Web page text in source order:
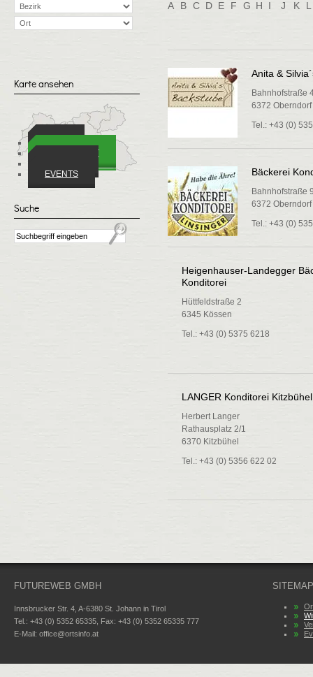
WIRTSCHAFT
EVENTS
Karte ansehen
Suche
A B C D E F G H I J K L
Anita &
Bahnhofstraße
6372
Tel.: +43 (0)
Bäckerei
Bahnhofstraße
6372
Tel.: +43 (0)
Heigenhauser-Landegger
Konditorei
Hüttfeldstraße 2
6345 Kössen
Tel.: +43 (0) 5375 6218
LANGER Konditorei Kitzbühel
Herbert Langer
Rathausplatz 2/1
6370 Kitzbühel
Tel.: +43 (0) 5356 622 02
FUTUREWEB GMBH
Innsbrucker Str. 4, A-6380 St. Johann in Tirol
Tel.: +43 (0) 5352 65335, Fax: +43 (0) 5352 65335 777
E-Mail: office@ortsinfo.at
SITEMAP